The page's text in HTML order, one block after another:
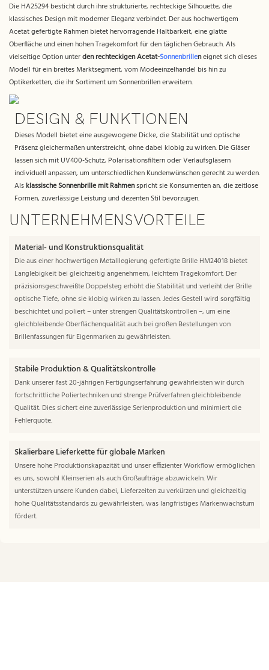
Die HA25294 besticht durch ihre strukturierte, rechteckige Silhouette, die
klassisches Design mit moderner Eleganz verbindet. Der aus hochwertigem
Acetat gefertigte Rahmen bietet hervorragende Haltbarkeit, eine glatte
Oberfläche und einen hohen Tragekomfort für den täglichen Gebrauch. Als
vielseitige Option unterden rechteckigen Acetat-Sonnenbrilleneignet sich dieses
Modell für ein breites Marktsegment, vom Modeeinzelhandel bis hin zu
Optikerketten, die ihr Sortiment um Sonnenbrillen erweitern.
DESIGN & FUNKTIONEN
Dieses Modell bietet eine ausgewogene Dicke, die Stabilität und optische
Präsenz gleichermaßen unterstreicht, ohne dabei klobig zu wirken. Die Gläser
lassen sich mit UV400-Schutz, Polarisationsfiltern oder Verlaufsgläsern
individuell anpassen, um unterschiedlichen Kundenwünschen gerecht zu werden.
Alsklassische Sonnenbrille mit Rahmenspricht sie Konsumenten an, die zeitlose
Formen, zuverlässige Leistung und dezenten Stil bevorzugen.
UNTERNEHMENSVORTEILE
Material- und Konstruktionsqualität
Die aus einer hochwertigen Metalllegierung gefertigte Brille HM24018 bietet
Langlebigkeit bei gleichzeitig angenehmem, leichtem Tragekomfort. Der
präzisionsgeschweißte Doppelsteg erhöht die Stabilität und verleiht der Brille
optische Tiefe, ohne sie klobig wirken zu lassen. Jedes Gestell wird sorgfältig
beschichtet und poliert – unter strengen Qualitätskontrollen –, um eine
gleichbleibende Oberflächenqualität auch bei großen Bestellungen von
Brillenfassungen für Eigenmarken zu gewährleisten.
Stabile Produktion & Qualitätskontrolle
Dank unserer fast 20-jährigen Fertigungserfahrung gewährleisten wir durch
fortschrittliche Poliertechniken und strenge Prüfverfahren gleichbleibende
Qualität. Dies sichert eine zuverlässige Serienproduktion und minimiert die
Fehlerquote.
Skalierbare Lieferkette für globale Marken
Unsere hohe Produktionskapazität und unser effizienter Workflow ermöglichen
es uns, sowohl Kleinserien als auch Großaufträge abzuwickeln. Wir
unterstützen unsere Kunden dabei, Lieferzeiten zu verkürzen und gleichzeitig
hohe Qualitätsstandards zu gewährleisten, was langfristiges Markenwachstum
fördert.